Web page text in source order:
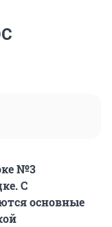
№3
С
основные